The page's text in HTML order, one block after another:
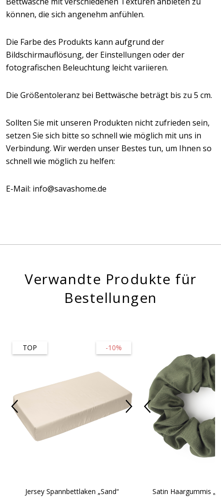
können, die sich angenehm anfühlen.
Die Farbe des Produkts kann aufgrund der
Bildschirmauflösung, der Einstellungen oder der
fotografischen Beleuchtung leicht variieren.
Die Größentoleranz bei Bettwäsche beträgt bis zu 5 cm.
Sollten Sie mit unseren Produkten nicht zufrieden sein,
setzen Sie sich bitte so schnell wie möglich mit uns in
Verbindung. Wir werden unser Bestes tun, um Ihnen so
schnell wie möglich zu helfen:
E-Mail: info@savashome.de
Verwandte Produkte für
Bestellungen
-10%
TOP
Jersey Spannbettlaken „Sand“ Satin Haargummis